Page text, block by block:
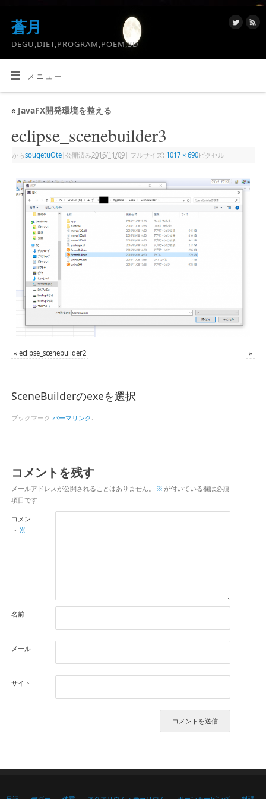
蒼月
DEGU,DIET,PROGRAM,POEM,3D
メニュー
«JavaFX開発環境を整える
eclipse_scenebuilder3
からsougetuOte| 公開済み2016/11/09| フルサイズ: 1017 × 690ピクセル
« eclipse_scenebuilder2 »
SceneBuilderのexeを選択
ブックマーク パーマリンク .
コメントを残す
メールアドレスが公開されることはありません。 ※が付いている欄は必須
項目です
コメン
ト ※
名前
メール
サイト